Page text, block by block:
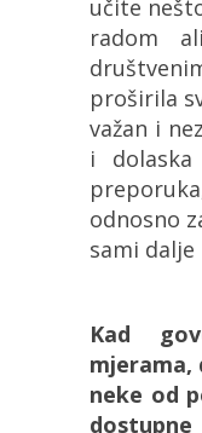
učite
radom
proširila
važan i
i
odnosno
sami
Kad
neke od